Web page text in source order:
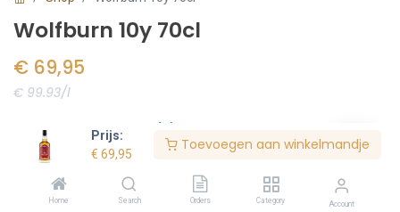
Prijs:
€ 69,95
Toevoegen aan winkelmandje
Home Search Orders Category Account
Wolfburn 10y 70cl
€ 69,95
€ 99.93/l
Voorraad:12stuk(s)
Bestel nu